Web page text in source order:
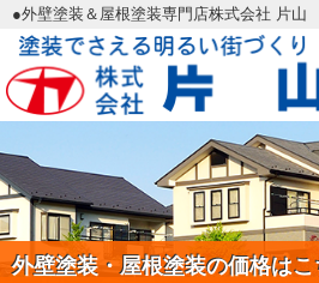
●外壁塗装＆屋根塗装専門店株式会社 片山
外壁塗装・屋根塗装の価格はこ